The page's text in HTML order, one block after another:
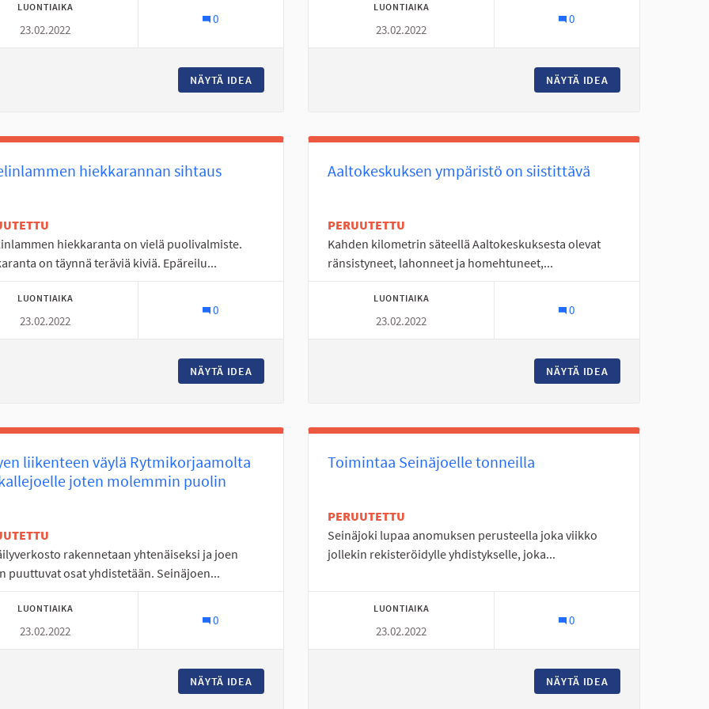
LUONTIAIKA
23.02.2022
0
NÄYTÄ IDEA
LUONTIAIKA
23.02.2022
0
NÄYTÄ IDEA
hiekkarannan sihtaus
hiekkaranta on vielä puolivalmiste.
on täynnä teräviä kiviä. Epäreilu...
LUONTIAIKA
23.02.2022
0
NÄYTÄ IDEA
Aaltokeskuksen ympäristö on siistittävä
PERUUTETTU
Kahden kilometrin säteellä Aaltokeskuksesta olevat
ränsistyneet, lahonneet ja homehtuneet,...
LUONTIAIKA
23.02.2022
0
NÄYTÄ IDEA
liikenteen väylä Rytmikorjaamolta
joten molemmin puolin
rakennetaan yhtenäiseksi ja joen
puuttuvat osat yhdistetään. Seinäjoen...
LUONTIAIKA
23.02.2022
0
NÄYTÄ IDEA KEVYEN LIIKENTEEN VÄYLÄ RYTMIKORJAAMOLTA SOUKALLEJOELLE JOTEN MOLEMMIN
Toimintaa Seinäjoelle tonneilla
PERUUTETTU
Seinäjoki lupaa anomuksen perusteella joka viikko
jollekin rekisteröidylle yhdistykselle, joka...
LUONTIAIKA
23.02.2022
0
NÄYTÄ IDEA